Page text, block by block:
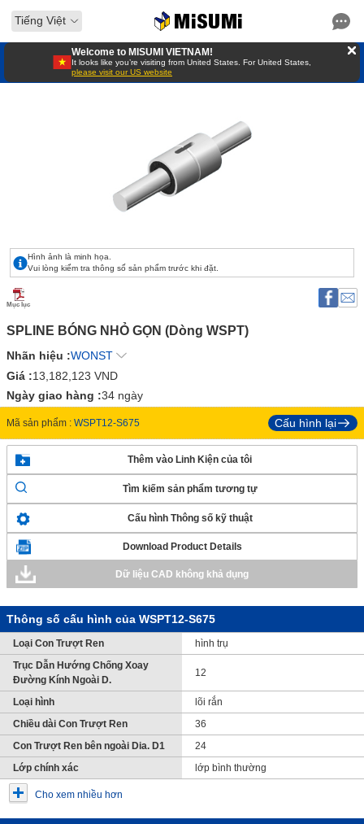
Tiếng Việt
Welcome to MISUMI VIETNAM!
It looks like you’re visiting from United States. For United States,
please visit our US website
Hình ảnh là minh họa.
Vui lòng kiểm tra thông số sản phẩm trước khi đặt.
Mục lục
SPLINE BÓNG NHỎ GỌN (Dòng WSPT)
Nhãn hiệu :WONST
Giá :13,182,123 VND
Ngày giao hàng :34 ngày
Mã sản phẩm : WSPT12-S675 Cấu hình lại
Thêm vào Linh Kiện của tôi
Tìm kiếm sản phẩm tương tự
Cấu hình Thông số kỹ thuật
Download Product Details
Dữ liệu CAD không khả dụng
Thông số cấu hình của WSPT12-S675
Loại Con Trượt Ren
hình trụ
Trục Dẫn Hướng Chống Xoay
Đường Kính Ngoài D.
12
Loại hình
lõi rắn
Chiều dài Con Trượt Ren
36
Con Trượt Ren bên ngoài Dia. D1
24
Lớp chính xác
lớp bình thường
Cho xem nhiều hơn